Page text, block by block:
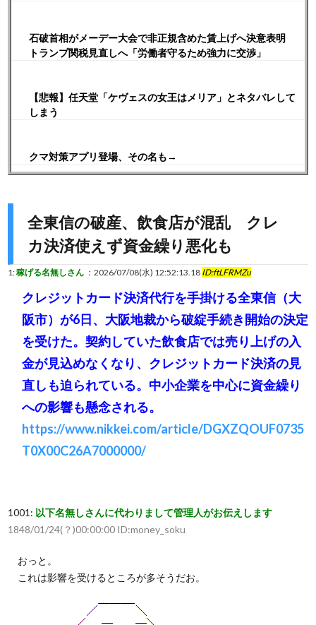
石破首相がメーデー大会で非正規含めた賃上げへ決意表明
トランプ関税見直しへ「労働者守るため強力に交渉」
【悲報】任天堂「ケヴェスの女王はメリア」とネタバレして
しまう
クマ対策アプリ登場、その名も→
全東信の破産、飲食店が混乱 クレ
カ決済使えず資金繰り悪化も
1:稼げる名無しさん ：2026/07/08(水) 12:52:13.18 ID:ftLFRMZu
クレジットカード決済代行を手掛ける全東信（大
阪市）が6日、大阪地裁から破綻手続き開始の決定
を受けた。契約していた飲食店では売り上げの入
金が見込めなくなり、クレジットカード決済の見
直しも迫られている。中小企業を中心に資金繰り
への影響も懸念される。
https://www.nikkei.com/article/DGXZQOUF0735
T0X00C26A7000000/
1001: 以下名無しさんに代わりまして管理人がお伝えします
1848/01/24(？)00:00:00 ID:money_soku
おっと。
これは影響を受けるところが多そうだお。